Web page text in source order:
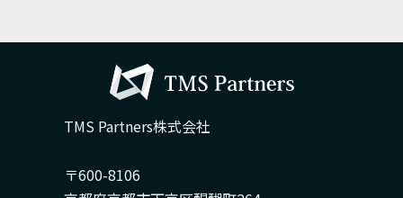
TMS Partners株式会社
〒600-8106